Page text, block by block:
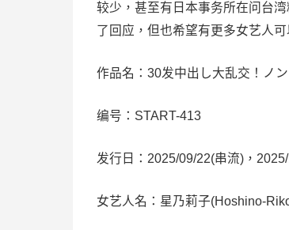
较少，甚至有日本事务所在问台
了回应，但也希望有更多女艺人
作品名：30发中出し大乱交！ノ
编号： START-413
发行日：2025/09/22(串流)，
女艺人名：星乃莉子(Hoshino-